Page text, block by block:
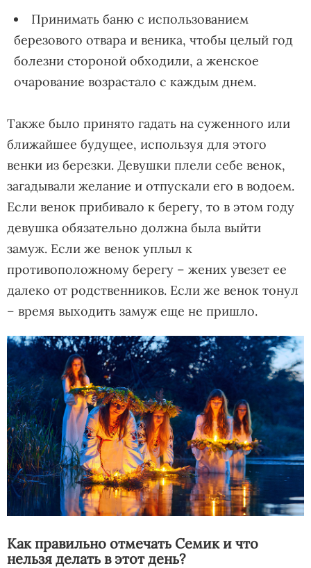
Принимать баню с использованием
березового отвара и веника, чтобы целый год
болезни стороной обходили, а женское
очарование возрастало с каждым днем.
Также было принято гадать на суженного или
ближайшее будущее, используя для этого
венки из березки. Девушки плели себе венок,
загадывали желание и отпускали его в водоем.
Если венок прибивало к берегу, то в этом году
девушка обязательно должна была выйти
замуж. Если же венок уплыл к
противоположному берегу – жених увезет ее
далеко от родственников. Если же венок тонул
– время выходить замуж еще не пришло.
Как правильно отмечать Семик и что
нельзя делать в этот день?